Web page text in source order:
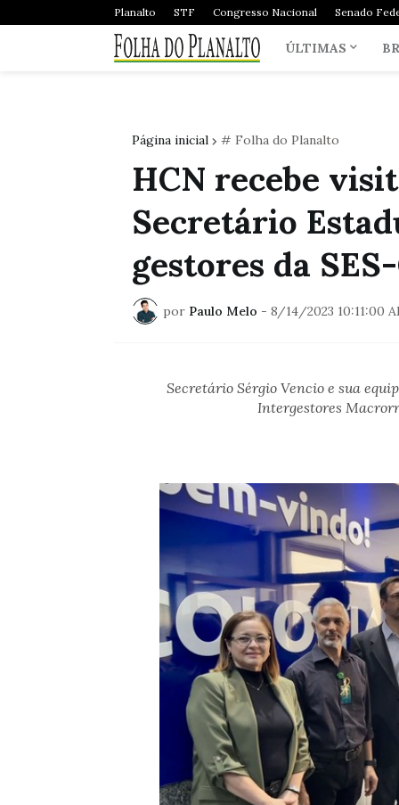
Planalto STF Congresso Nacional Senado
ÚLTIMAS
Página inicial # Folha do Planalto
HCN recebe
Secretário
gestores da
por Paulo Melo - 8/14/2023 10:11:00
Secretário Sérgio Vencio e sua
Intergestores